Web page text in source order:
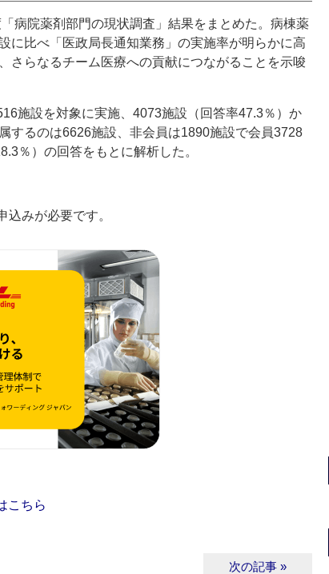
病院薬剤部門の現状調査」結果をまとめた。病棟薬
に比べ「医政局長通知業務」の実施率が明らかに高
さらなるチーム医療への貢献につながることを示唆
施設を対象に実施、4073施設（回答率47.3％）か
するのは6626施設、非会員は1890施設で会員3728
％）の回答をもとに解析した。
込みが必要です。
こちら
次の記事 »